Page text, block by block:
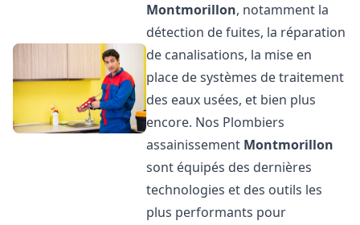
Montmorillon, notamment la
détection de fuites, la réparation
de canalisations, la mise en
place de systèmes de traitement
des eaux usées, et bien plus
encore. Nos Plombiers
assainissement Montmorillon
sont équipés des dernières
technologies et des outils les
plus performants pour